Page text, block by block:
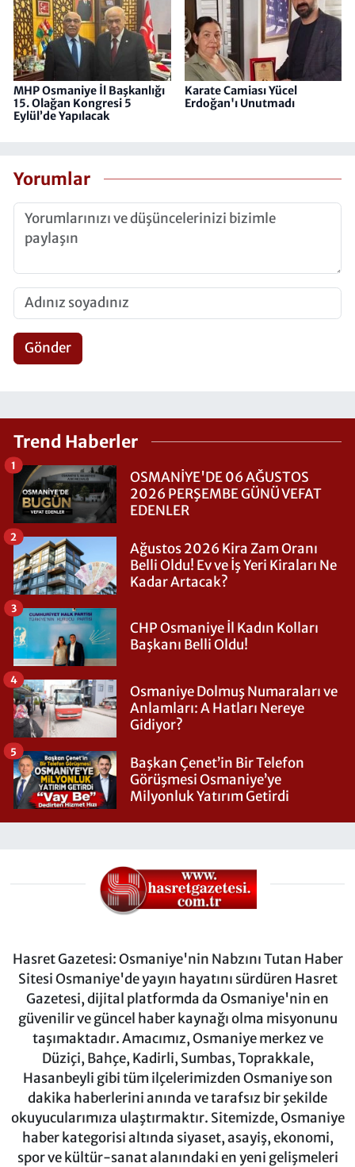
MHP Osmaniye İl Başkanlığı
15. Olağan Kongresi 5
Eylül’de Yapılacak
Karate Camiası Yücel
Erdoğan'ı Unutmadı
Yorumlar
Gönder
Trend Haberler
OSMANİYE'DE 06 AĞUSTOS
2026 PERŞEMBE GÜNÜ VEFAT
EDENLER
1
Ağustos 2026 Kira Zam Oranı
Belli Oldu! Ev ve İş Yeri Kiraları Ne
Kadar Artacak?
2
CHP Osmaniye İl Kadın Kolları
Başkanı Belli Oldu!
3
Osmaniye Dolmuş Numaraları ve
Anlamları: A Hatları Nereye
Gidiyor?
4
Başkan Çenet’in Bir Telefon
Görüşmesi Osmaniye’ye
Milyonluk Yatırım Getirdi
5
Hasret Gazetesi: Osmaniye'nin Nabzını Tutan Haber
Sitesi Osmaniye'de yayın hayatını sürdüren Hasret
Gazetesi, dijital platformda da Osmaniye'nin en
güvenilir ve güncel haber kaynağı olma misyonunu
taşımaktadır. Amacımız, Osmaniye merkez ve
Düziçi, Bahçe, Kadirli, Sumbas, Toprakkale,
Hasanbeyli gibi tüm ilçelerimizden Osmaniye son
dakika haberlerini anında ve tarafsız bir şekilde
okuyucularımıza ulaştırmaktır. Sitemizde, Osmaniye
haber kategorisi altında siyaset, asayiş, ekonomi,
spor ve kültür-sanat alanındaki en yeni gelişmeleri